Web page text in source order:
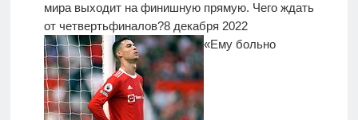
мира выходит на финишную прямую. Чего ждать
от четвертьфиналов?8 декабря 2022
«Ему больно